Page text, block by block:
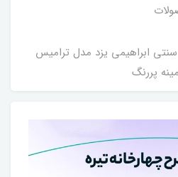
ابراهیمی یزد مدل ترامیس
پررنگ